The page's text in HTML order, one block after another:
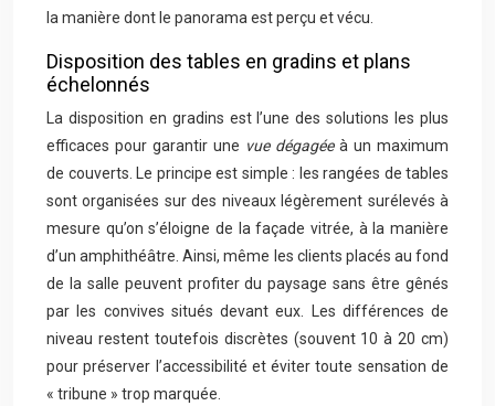
la manière dont le panorama est perçu et vécu.
Disposition des tables en gradins et plans
échelonnés
La disposition en gradins est l’une des solutions les plus
efficaces pour garantir une vue dégagéeà un maximum
de couverts. Le principe est simple : les rangées de tables
sont organisées sur des niveaux légèrement surélevés à
mesure qu’on s’éloigne de la façade vitrée, à la manière
d’un amphithéâtre. Ainsi, même les clients placés au fond
de la salle peuvent profiter du paysage sans être gênés
par les convives situés devant eux. Les différences de
niveau restent toutefois discrètes (souvent 10 à 20 cm)
pour préserver l’accessibilité et éviter toute sensation de
« tribune » trop marquée.